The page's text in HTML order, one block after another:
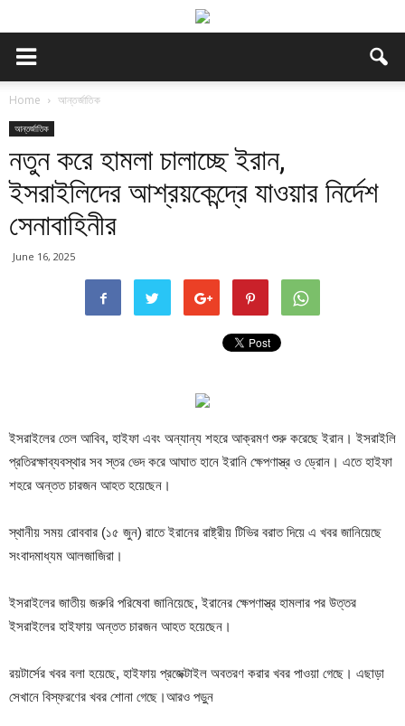
Home আন্তর্জাতিক
আন্তর্জাতিক
নতুন করে হামলা চালাচ্ছে ইরান,
ইসরাইলিদের আশ্রয়কেন্দ্রে যাওয়ার নির্দেশ
সেনাবাহিনীর
June 16, 2025
ইসরাইলের তেল আবিব, হাইফা এবং অন্যান্য শহরে আক্রমণ শুরু করেছে ইরান। ইসরাইলি
প্রতিরক্ষাব্যবস্থার সব স্তর ভেদ করে আঘাত হানে ইরানি ক্ষেপণাস্ত্র ও ড্রোন। এতে হাইফা
শহরে অন্তত চারজন আহত হয়েছেন।
স্থানীয় সময় রোববার (১৫ জুন) রাতে ইরানের রাষ্ট্রীয় টিভির বরাত দিয়ে এ খবর জানিয়েছে
সংবাদমাধ্যম আলজাজিরা।
ইসরাইলের জাতীয় জরুরি পরিষেবা জানিয়েছে, ইরানের ক্ষেপণাস্ত্র হামলার পর উত্তর
ইসরাইলের হাইফায় অন্তত চারজন আহত হয়েছেন।
রয়টার্সের খবর বলা হয়েছে, হাইফায় প্রজেক্টাইল অবতরণ করার খবর পাওয়া গেছে। এছাড়া
সেখানে বিস্ফরণের খবর শোনা গেছে।আরও পড়ুন